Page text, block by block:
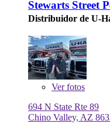
Stewarts Street
Distribuidor de U-
Verfotos
694 N State Rte 89
Chino Valley, AZ